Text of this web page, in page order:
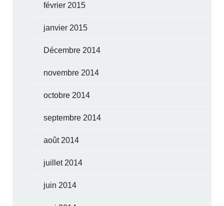
février 2015
janvier 2015
Décembre 2014
novembre 2014
octobre 2014
septembre 2014
août 2014
juillet 2014
juin 2014